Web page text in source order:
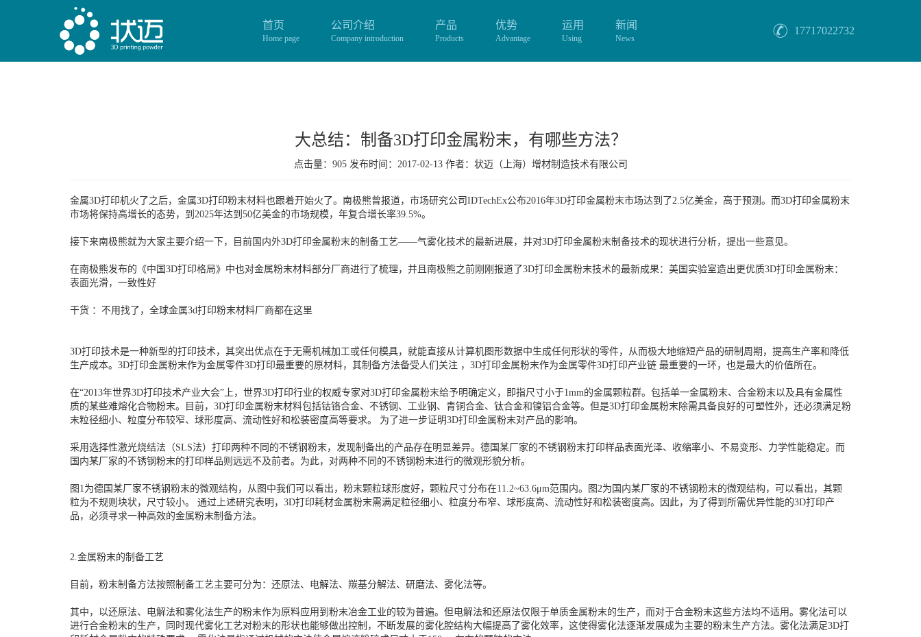
首页
Home page
公司介绍
Company introduction
产品
Products
优势
Advantage
运用
Using
新闻
News
17717022732
大总结：制备3D打印金属粉末，有哪些方法？
点击量：905 发布时间：2017-02-13 作者： 状迈（上海）增材制造技术有限公司
金属3D打印机火了之后，金属3D打印粉末材料也跟着开始火了。南极熊曾报道，市场研究公司IDTechEx公布2016年3D打印金属粉末市场达到了2.5亿美金，高于预测。而3D打印金属粉末
市场将保持高增长的态势，到2025年达到50亿美金的市场规模，年复合增长率39.5%。
接下来南极熊就为大家主要介绍一下，目前国内外3D打印金属粉末的制备工艺——气雾化技术的最新进展，并对3D打印金属粉末制备技术的现状进行分析，提出一些意见。
在南极熊发布的《中国3D打印格局》中也对金属粉末材料部分厂商进行了梳理，并且南极熊之前刚刚报道了3D打印金属粉末技术的最新成果：美国实验室造出更优质3D打印金属粉末：
表面光滑，一致性好
干货 ：不用找了，全球金属3d打印粉末材料厂商都在这里
3D打印技术是一种新型的打印技术，其突出优点在于无需机械加工或任何模具，就能直接从计算机图形数据中生成任何形状的零件，从而极大地缩短产品的研制周期，提高生产率和降低
生产成本。3D打印金属粉末作为金属零件3D打印最重要的原材料，其制备方法备受人们关注 ，3D打印金属粉末作为金属零件3D打印产业链 最重要的一环，也是最大的价值所在。
在“2013年世界3D打印技术产业大会”上，世界3D打印行业的权威专家对3D打印金属粉末给予明确定义，即指尺寸小于1mm的金属颗粒群。包括单一金属粉末、合金粉末以及具有金属性
质的某些难熔化合物粉末。目前，3D打印金属粉末材料包括钴铬合金、不锈钢、工业钢、青铜合金、钛合金和镍铝合金等。但是3D打印金属粉末除需具备良好的可塑性外，还必须满足粉
末粒径细小、粒度分布较窄、球形度高、流动性好和松装密度高等要求。 为了进一步证明3D打印金属粉末对产品的影响。
采用选择性激光烧结法（SLS法）打印两种不同的不锈钢粉末，发现制备出的产品存在明显差异。德国某厂家的不锈钢粉末打印样品表面光泽、收缩率小、不易变形、力学性能稳定。而
国内某厂家的不锈钢粉末的打印样品则远远不及前者。为此，对两种不同的不锈钢粉末进行的微观形貌分析。
图1为德国某厂家不锈钢粉末的微观结构，从图中我们可以看出，粉末颗粒球形度好，颗粒尺寸分布在11.2~63.6μm范围内。图2为国内某厂家的不锈钢粉末的微观结构，可以看出，其颗
粒为不规则块状，尺寸较小。 通过上述研究表明，3D打印耗材金属粉末需满足粒径细小、粒度分布窄、球形度高、流动性好和松装密度高。因此，为了得到所需优异性能的3D打印产
品，必须寻求一种高效的金属粉末制备方法。
2.金属粉末的制备工艺
目前，粉末制备方法按照制备工艺主要可分为：还原法、电解法、羰基分解法、研磨法、雾化法等。
其中，以还原法、电解法和雾化法生产的粉末作为原料应用到粉末冶金工业的较为普遍。但电解法和还原法仅限于单质金属粉末的生产，而对于合金粉末这些方法均不适用。雾化法可以
进行合金粉末的生产，同时现代雾化工艺对粉末的形状也能够做出控制，不断发展的雾化腔结构大幅提高了雾化效率，这使得雾化法逐渐发展成为主要的粉末生产方法。雾化法满足3D打